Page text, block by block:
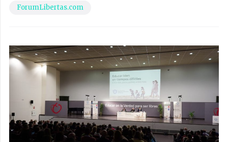
ForumLibertas.com